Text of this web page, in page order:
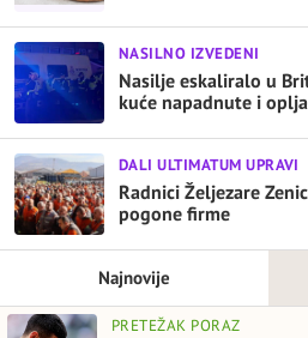
NASILNO IZVEDENI
Nasilje eskaliralo u
kuće napadnute i
DALI ULTIMATUM UPRAVI
Radnici Željezare
pogone firme
Najnovije
PRETEŽAK PORAZ